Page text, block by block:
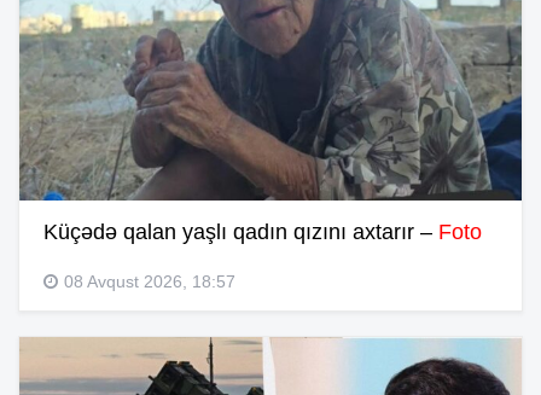
Küçədə qalan yaşlı qadın qızını axtarır – Foto
08 Avqust 2026, 18:57